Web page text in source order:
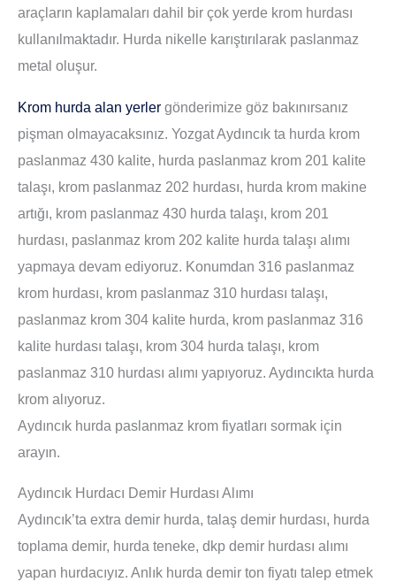
araçların kaplamaları dahil bir çok yerde krom hurdası
kullanılmaktadır. Hurda nikelle karıştırılarak paslanmaz
metal oluşur.
Krom hurda alan yerler gönderimize göz bakınırsanız
pişman olmayacaksınız. Yozgat Aydıncık ta hurda krom
paslanmaz 430 kalite, hurda paslanmaz krom 201 kalite
talaşı, krom paslanmaz 202 hurdası, hurda krom makine
artığı, krom paslanmaz 430 hurda talaşı, krom 201
hurdası, paslanmaz krom 202 kalite hurda talaşı alımı
yapmaya devam ediyoruz. Konumdan 316 paslanmaz
krom hurdası, krom paslanmaz 310 hurdası talaşı,
paslanmaz krom 304 kalite hurda, krom paslanmaz 316
kalite hurdası talaşı, krom 304 hurda talaşı, krom
paslanmaz 310 hurdası alımı yapıyoruz. Aydıncıkta hurda
krom alıyoruz.
Aydıncık hurda paslanmaz krom fiyatları sormak için
arayın.
Aydıncık Hurdacı Demir Hurdası Alımı
Aydıncık’ta extra demir hurda, talaş demir hurdası, hurda
toplama demir, hurda teneke, dkp demir hurdası alımı
yapan hurdacıyız. Anlık hurda demir ton fiyatı talep etmek